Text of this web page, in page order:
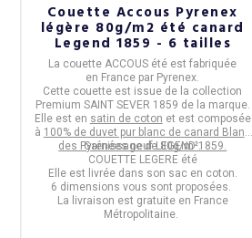
Couette Accous Pyrenex
légère 80g/m2 été canard
Legend 1859 - 6 tailles
La couette ACCOUS été est fabriquée
en France par Pyrenex.
Cette couette est issue de la collection
Premium SAINT SEVER 1859 de la marque.
Elle est en satin de coton et est composée
à 100% de duvet pur blanc de canard Blanc
des Pyrénées neuf LEGEND 1859.
Garnissage de 80g/m².
COUETTE LEGERE été
Elle est livrée dans son sac en coton.
6 dimensions vous sont proposées.
La livraison est gratuite en France
Métropolitaine.